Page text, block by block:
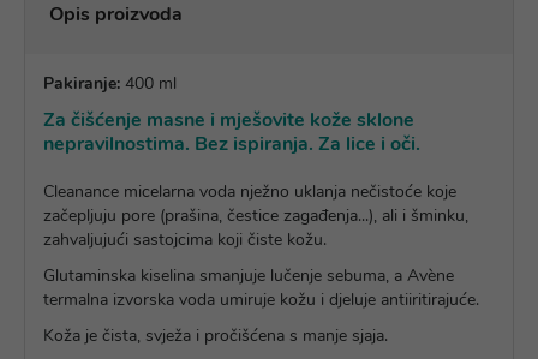
Opis proizvoda
Pakiranje: 400 ml
Za čišćenje masne i mješovite kože sklone
nepravilnostima. Bez ispiranja. Za lice i oči.
Cleanance micelarna voda nježno uklanja nečistoće koje
začepljuju pore (prašina, čestice zagađenja...), ali i šminku,
zahvaljujući sastojcima koji čiste kožu.
Glutaminska kiselina smanjuje lučenje sebuma, a Avène
termalna izvorska voda umiruje kožu i djeluje antiiritirajuće.
Koža je čista, svježa i pročišćena s manje sjaja.